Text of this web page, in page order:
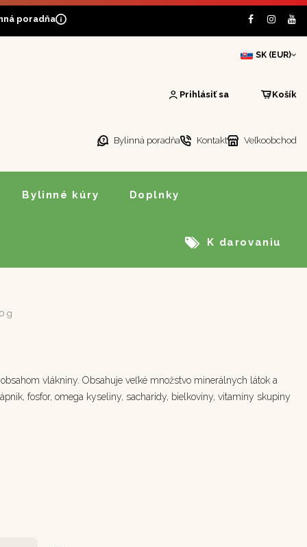
poradňa
SK (EUR)
Prihlásiť sa Košík
Bylinná poradňa Kontakt Veľkoobchod
Bylinné kúry Doplnky
K darovaniu
g
vlákniny. Obsahuje veľké množstvo minerálnych látok a
fosfor, omega kyseliny, sacharidy, bielkoviny, vitamíny skupiny